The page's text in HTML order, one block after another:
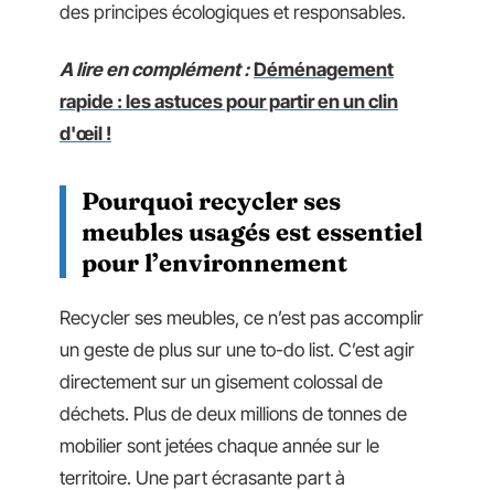
des principes écologiques et responsables.
A lire en complément : Déménagement
rapide : les astuces pour partir en un clin
d'œil !
Pourquoi recycler ses
meubles usagés est essentiel
pour l’environnement
Recycler ses meubles, ce n’est pas accomplir
un geste de plus sur une to-do list. C’est agir
directement sur un gisement colossal de
déchets. Plus de deux millions de tonnes de
mobilier sont jetées chaque année sur le
territoire. Une part écrasante part à